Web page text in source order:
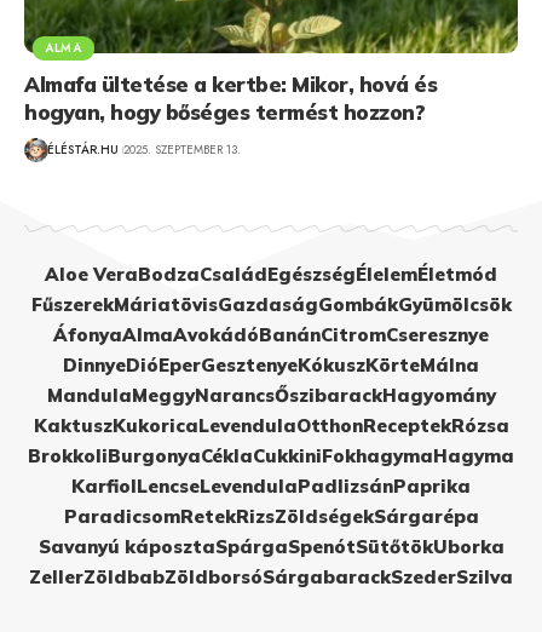
ALMA
Almafa ültetése a kertbe: Mikor, hová és
hogyan, hogy bőséges termést hozzon?
ÉLÉSTÁR.HU 2025. SZEPTEMBER 13.
Aloe VeraBodzaCsaládEgészségÉlelemÉletmód
FűszerekMáriatövisGazdaságGombákGyümölcsök
ÁfonyaAlmaAvokádóBanánCitromCseresznye
DinnyeDióEperGesztenyeKókuszKörteMálna
MandulaMeggyNarancsŐszibarackHagyomány
KaktuszKukoricaLevendulaOtthonReceptekRózsa
BrokkoliBurgonyaCéklaCukkiniFokhagymaHagyma
KarfiolLencseLevendulaPadlizsánPaprika
ParadicsomRetekRizsZöldségekSárgarépa
Savanyú káposztaSpárgaSpenótSütőtökUborka
ZellerZöldbabZöldborsóSárgabarackSzederSzilva